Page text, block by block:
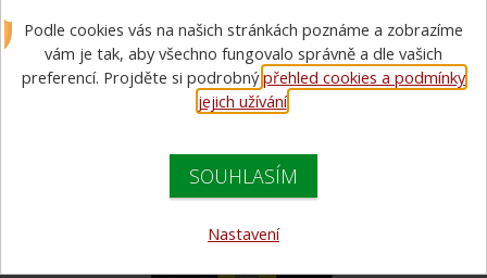
6,9l polstrovaný
Podle cookies vás na našich stránkách poznáme a zobrazíme
vám je tak, aby všechno fungovalo správně a dle vašich
preferencí. Projděte si podrobnýpřehled cookies a podmínky
jejich užívání.
SOUHLASÍM
Nastavení